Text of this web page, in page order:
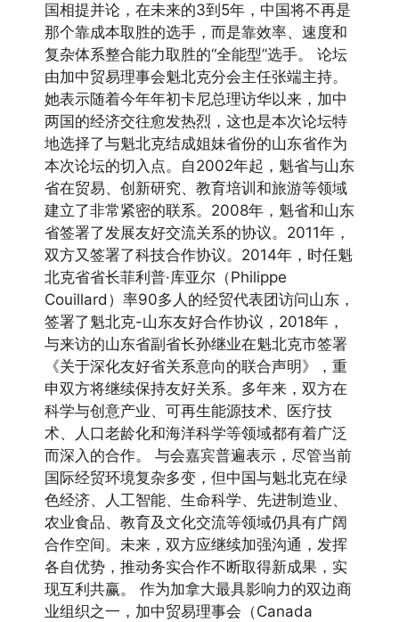
国相提并论，在未来的3到5年，中国将不再是
那个靠成本取胜的选手，而是靠效率、速度和
复杂体系整合能力取胜的“全能型”选手。 论坛
由加中贸易理事会魁北克分会主任张端主持。
她表示随着今年年初卡尼总理访华以来，加中
两国的经济交往愈发热烈，这也是本次论坛特
地选择了与魁北克结成姐妹省份的山东省作为
本次论坛的切入点。自2002年起，魁省与山东
省在贸易、创新研究、教育培训和旅游等领域
建立了非常紧密的联系。2008年，魁省和山东
省签署了发展友好交流关系的协议。2011年，
双方又签署了科技合作协议。2014年，时任魁
北克省省长菲利普·库亚尔（Philippe
Couillard）率90多人的经贸代表团访问山东，
签署了魁北克-山东友好合作协议，2018年，
与来访的山东省副省长孙继业在魁北克市签署
《关于深化友好省关系意向的联合声明》，重
申双方将继续保持友好关系。多年来，双方在
科学与创意产业、可再生能源技术、医疗技
术、人口老龄化和海洋科学等领域都有着广泛
而深入的合作。 与会嘉宾普遍表示，尽管当前
国际经贸环境复杂多变，但中国与魁北克在绿
色经济、人工智能、生命科学、先进制造业、
农业食品、教育及文化交流等领域仍具有广阔
合作空间。未来，双方应继续加强沟通，发挥
各自优势，推动务实合作不断取得新成果，实
现互利共赢。 作为加拿大最具影响力的双边商
业组织之一，加中贸易理事会（Canada